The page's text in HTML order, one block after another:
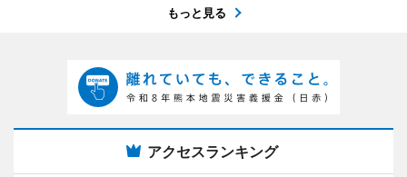
もっと見る
アクセスランキング